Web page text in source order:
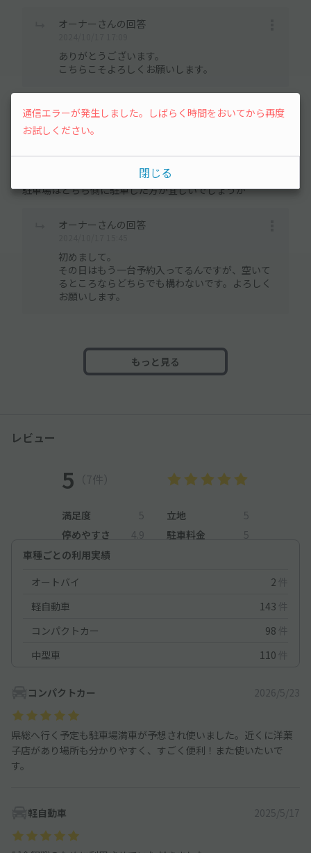
オーナーさんの回答
ありがとうございます。
こちらこそよろしくお願いします。
user_f1bdf6さん
2024/10/17 13:45
19日に予約する予定ですが、
駐車場はどちら側に駐車した方が宜しいでしょうか⁇
オーナーさんの回答
初めまして。
その日はもう一台予約入ってるんですが、空いて
るところならどちらでも構わないです。よろしく
お願いします。
もっと見る
レビュー
5 （7件）
満足度 5 立地
5
停めやすさ
4.9 駐車料金
5
車種ごとの利用実績
オートバイ
2 件
軽自動車
143 件
コンパクトカー
98 件
中型車
110 件
コンパクトカー 2026/5/23
県総へ行く予定も駐車場満車が予想され使いました。近くに洋菓
子店があり場所も分かりやすく、すごく便利！また使いたいで
す。
軽自動車 2025/5/17
通信エラーが発生しました。しばらく時間をおいてから再度
お試しください。
閉じる